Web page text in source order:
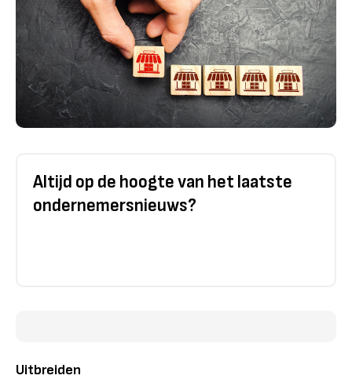
Altijd op de hoogte van het laatste
ondernemersnieuws?
Uitbreiden